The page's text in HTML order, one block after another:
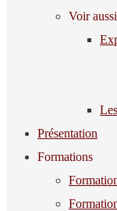
Voir aussi
Présentation
Formations